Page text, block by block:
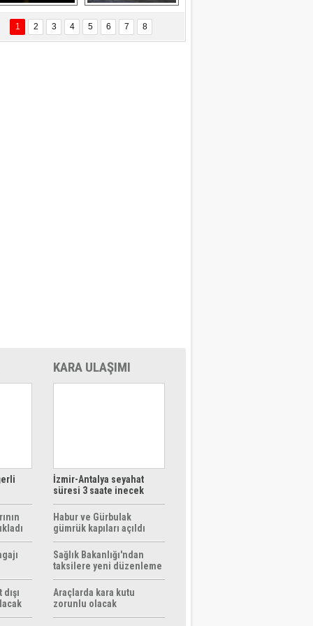
ÖZYANIK
Değişti?
Delta uçağına
yıldırım çarptı
Ford Focus RS
(2015)
1 2 3 4 5 6 7 8
KARA ULAŞIMI
İzmir-Antalya seyahat
süresi 3 saate inecek
Habur ve Gürbulak
gümrük kapıları açıldı
Sağlık Bakanlığı'ndan
taksilere yeni düzenleme
Araçlarda kara kutu
zorunlu olacak